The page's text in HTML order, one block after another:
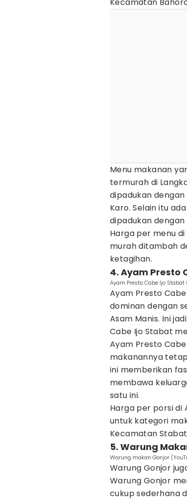
Menu makanan
termurah di
dipadukan
Karo. Selain itu
dipadukan
Harga per menu
murah ditambah
ketagihan.
4. Ayam Presto
Ayam Presto Cabe Ijo Stabat
Ayam Presto
dominan dengan
Asam Manis. Ini
Cabe Ijo Stabat
Ayam Presto
makanannya
ini memberikan
membawa
satu ini.
Harga per porsi di
untuk kategori
Kecamatan
5. Warung
Warung makan Gonjor
Warung Gonjor
Warung Gonjor
cukup sederhana